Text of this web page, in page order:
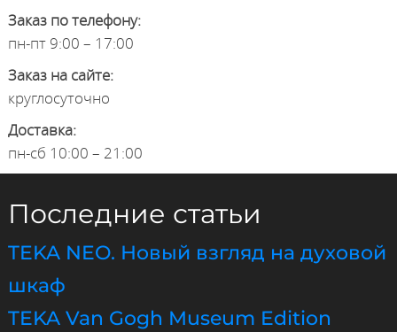
Заказ по телефону:
пн-пт 9:00 – 17:00
Заказ на сайте:
круглосуточно
Доставка:
пн-сб 10:00 – 21:00
Последние статьи
TEKA NEO. Новый взгляд на духовой
шкаф
TEKA Van Gogh Museum Edition